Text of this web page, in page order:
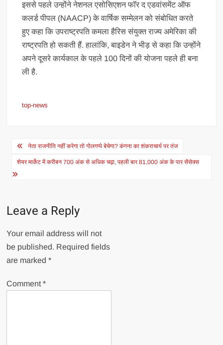
इससे पहले उन्होंने नेशनल एसोसिएशन फॉर द एडवांसमेंट ऑफ
कलर्ड पीपल (NAACP) के वार्षिक सम्मेलन को संबोधित करते
हुए कहा कि उपराष्ट्रपति कमला हैरिस संयुक्त राज्य अमेरिका की
राष्ट्रपति हो सकती हैं. हालांकि, बाइडेन ने भीड़ से कहा कि उन्होंने
अपने दूसरे कार्यकाल के पहले 100 दिनों की योजना पहले ही बना
ली है.
top-news
Post
navigation
नेता राजनीति नहीं करेगा तो गोलगप्पे बेचेगा? कंगना का शंकराचार्य पर तंज
शेयर मार्केट में करीबन 700 अंक से अधिक चढ़ा, पहली बार 81,000 अंक के पार सेंसेक्स
Leave a Reply
Your email address will not
be published. Required fields
are marked*
Comment*